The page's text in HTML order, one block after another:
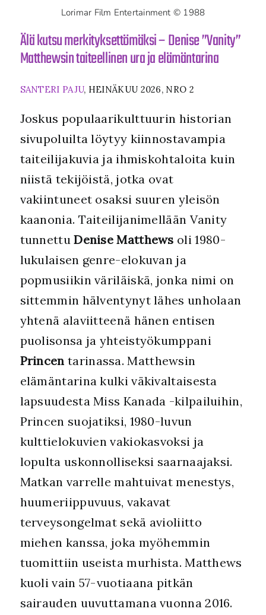
Lorimar Film Entertainment © 1988
Älä kutsu merkityksettömäksi – Denise ”Vanity”
Matthewsin taiteellinen ura ja elämäntarina
SANTERI PAJU, HEINÄKUU 2026, NRO 2
Joskus populaarikulttuurin historian
sivupoluilta löytyy kiinnostavampia
taiteilijakuvia ja ihmiskohtaloita kuin
niistä tekijöistä, jotka ovat
vakiintuneet osaksi suuren yleisön
kaanonia. Taiteilijanimellään Vanity
tunnettuDenise Matthews oli 1980-
lukulaisen genre-elokuvan ja
popmusiikin väriläiskä, jonka nimi on
sittemmin hälventynyt lähes unholaan
yhtenä alaviitteenä hänen entisen
puolisonsa ja yhteistyökumppani
Princen tarinassa. Matthewsin
elämäntarina kulki väkivaltaisesta
lapsuudesta Miss Kanada -kilpailuihin,
Princen suojatiksi, 1980-luvun
kulttielokuvien vakiokasvoksi ja
lopulta uskonnolliseksi saarnaajaksi.
Matkan varrelle mahtuivat menestys,
huumeriippuvuus, vakavat
terveysongelmat sekä avioliitto
miehen kanssa, joka myöhemmin
tuomittiin useista murhista. Matthews
kuoli vain 57-vuotiaana pitkän
sairauden uuvuttamana vuonna 2016.